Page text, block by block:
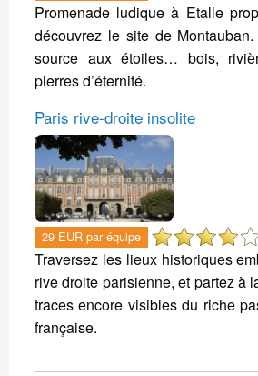
Promenade ludique à Etalle
découvrez le site de
source aux étoiles… bois,
pierres d’éternité.
Paris rive-droite insolite
29 EUR par équipe
Traversez les lieux historiques
rive droite parisienne, et partez à
traces encore visibles du riche
française.